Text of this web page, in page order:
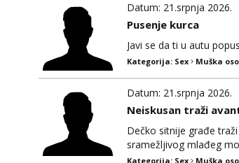
Datum: 21.srpnja 2026.
Pusenje kurca
Javi se da ti u autu
Kategorija: Sex Muška
Datum: 21.srpnja 2026.
Neiskusan traži
Dečko sitnije građe
sramežljivog mlađeg
Kategorija: Sex Muška